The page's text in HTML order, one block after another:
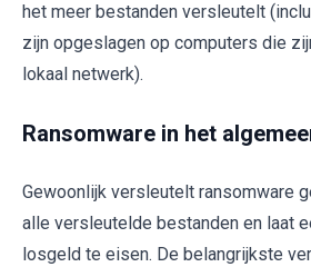
het meer bestanden versleutelt
zijn opgeslagen op computers die
lokaal netwerk).
Ransomware in het
Gewoonlijk versleutelt ransomware
alle versleutelde bestanden en laat
losgeld te eisen. De belangrijkste